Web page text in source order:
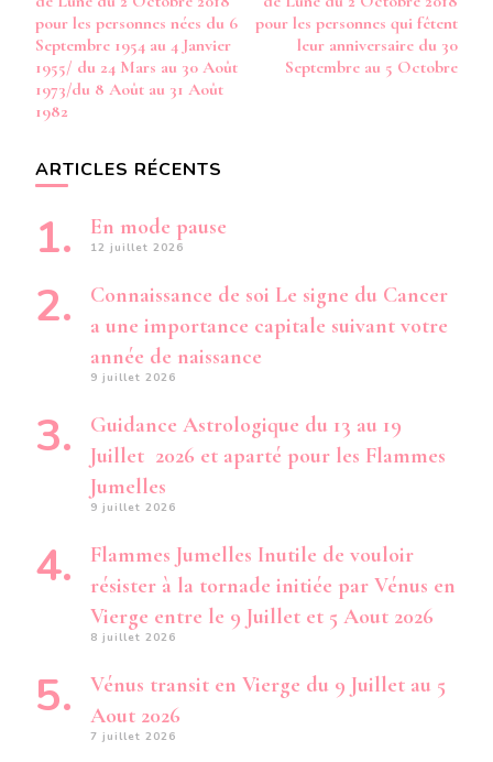
14
1992
pour les personnes nées du 6
Septembre 1954 au 4 Janvier
1955/ du 24 Mars au 30 Août
1973/du 8 Août au 31 Août
1982
pour les personnes qui fêtent
leur anniversaire du 30
Septembre au 5 Octobre
ARTICLES RÉCENTS
En mode pause
12 juillet 2026
Connaissance de soi Le signe du Cancer
a une importance capitale suivant votre
année de naissance
9 juillet 2026
Guidance Astrologique du 13 au 19
Juillet 2026 et aparté pour les Flammes
Jumelles
9 juillet 2026
Flammes Jumelles Inutile de vouloir
résister à la tornade initiée par Vénus en
Vierge entre le 9 Juillet et 5 Aout 2026
8 juillet 2026
Vénus transit en Vierge du 9 Juillet au 5
Aout 2026
7 juillet 2026